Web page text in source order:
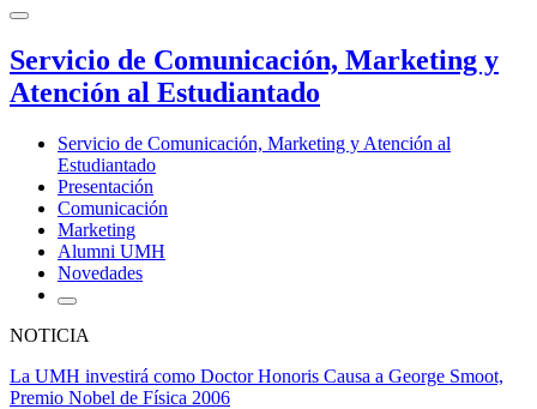
Servicio de Comunicación, Marketing y
Atención al Estudiantado
Servicio de Comunicación, Marketing y Atención al
Estudiantado
Presentación
Comunicación
Marketing
Alumni UMH
Novedades
NOTICIA
La UMH investirá como Doctor Honoris Causa a George Smoot,
Premio Nobel de Física 2006